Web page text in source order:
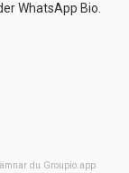
WhatsApp Bio.
du Groupio.app